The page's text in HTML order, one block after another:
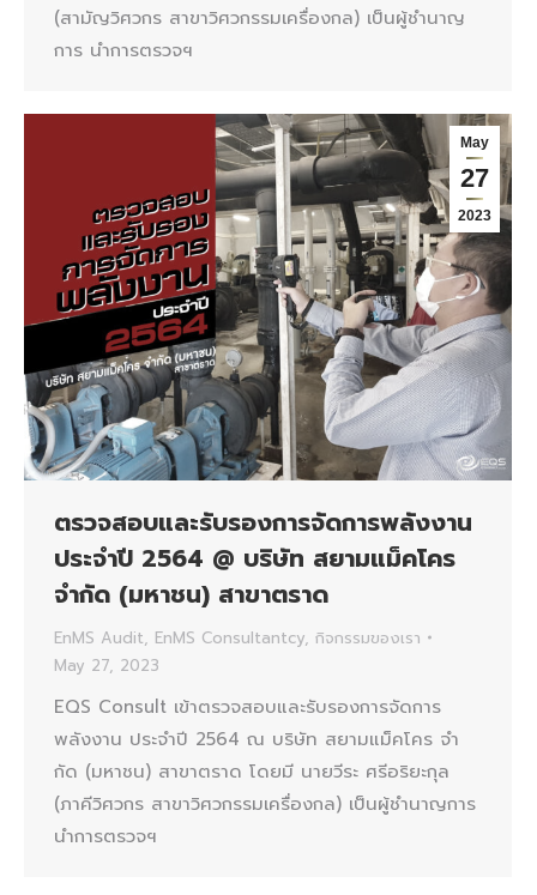
(สามัญวิศวกร สาขาวิศวกรรมเครื่องกล) เป็นผู้ชำนาญ
การ นำการตรวจฯ
May
27
2023
ตรวจสอบและรับรองการจัดการพลังงาน
ประจำปี 2564 @ บริษัท สยามแม็คโคร
จํากัด (มหาชน) สาขาตราด
EnMS Audit, EnMS Consultantcy, กิจกรรมของเรา
May 27, 2023
EQS Consult เข้าตรวจสอบและรับรองการจัดการ
พลังงาน ประจำปี 2564 ณ บริษัท สยามแม็คโคร จํา
กัด (มหาชน) สาขาตราด โดยมี นายวีระ ศรีอริยะกุล
(ภาคีวิศวกร สาขาวิศวกรรมเครื่องกล) เป็นผู้ชำนาญการ
นำการตรวจฯ